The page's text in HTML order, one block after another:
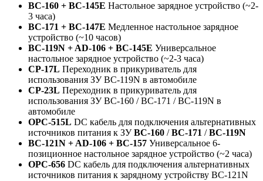
BC-160 + BC-145E Настольное зарядное устройство (~2-
3 часа)
BC-171 + BC-147E Медленное настольное зарядное
устройство (~10 часов)
BC-119N + AD-106 + BC-145E Универсальное
настольное зарядное устройство (~2-3 часа)
CP-17L Переходник в прикуриватель для
использования ЗУ BC-119N в автомобиле
CP-23L Переходник в прикуриватель для
использования ЗУ BC-160 / BC-171 / BC-119N в
автомобиле
OPC-515L DC кабель для подключения альтернативных
источников питания к ЗУBC-160 /BC-171 /BC-119N
BC-121N + AD-106 + BC-157 Универсальное 6-
позиционное настольное зарядное устройство (~2 часа)
OPC-656 DC кабель для подключения альтернативных
источников питания к зарядному устройству BC-121N